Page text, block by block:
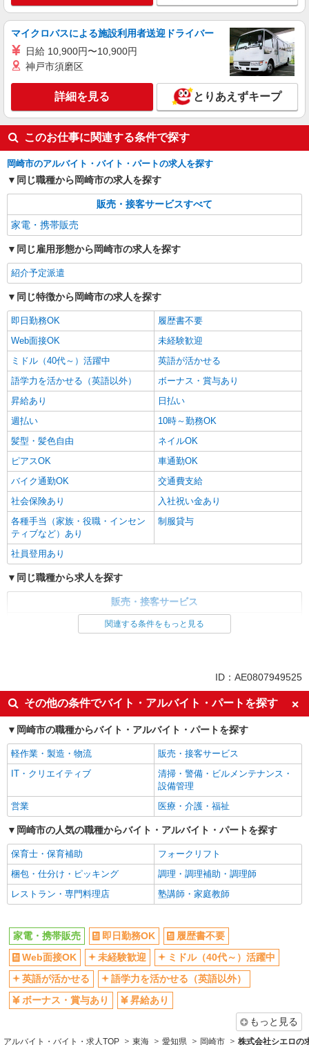
ィブ支給(規定有) ★月2回払い・週払い可能（規程
有）★ ゜・。○。・゜+゜・。○。・゜+゜
キープ 詳細を見る
マイクロバスによる施設利用者送迎ドライバー
日給 10,900円〜10,900円
神戸市須磨区
詳細を見る とりあえずキープ
このお仕事に関連する条件で探す
岡崎市のアルバイト・バイト・パートの求人を探す
同じ職種から岡崎市の求人を探す
販売・接客サービスすべて
家電・携帯販売
同じ雇用形態から岡崎市の求人を探す
紹介予定派遣
同じ特徴から岡崎市の求人を探す
即日勤務OK
履歴書不要
Web面接OK
未経験歓迎
ミドル（40代～）活躍中
英語が活かせる
語学力を活かせる（英語以外）
ボーナス・賞与あり
昇給あり
日払い
週払い
10時～勤務OK
髪型・髪色自由
ネイルOK
ピアスOK
車通勤OK
バイク通勤OK
交通費支給
社会保険あり
入社祝い金あり
各種手当（家族・役職・インセン
ティブなど）あり
制服貸与
社員登用あり
同じ職種から求人を探す
販売・接客サービス
英語が活かせる
ボーナス・賞与あり
日払い
車通勤OK
交通費支給
社会保険あり
社員登用あり
関連する条件をもっと見る
ID：AE0807949525
その他の条件でバイト・アルバイト・パートを探す
岡崎市の職種からバイト・アルバイト・パートを探す
軽作業・製造・物流
販売・接客サービス
IT・クリエイティブ
清掃・警備・ビルメンテナンス・
設備管理
営業
医療・介護・福祉
岡崎市の人気の職種からバイト・アルバイト・パートを探す
保育士・保育補助
フォークリフト
梱包・仕分け・ピッキング
調理・調理補助・調理師
レストラン・専門料理店
塾講師・家庭教師
家電・携帯販売 即日勤務OK
履歴書不要
Web面接OK
未経験歓迎
ミドル（40代～）活躍中
英語が活かせる
語学力を活かせる（英語以外）
ボーナス・賞与あり
昇給あり
もっと見る
アルバイト・バイト・求人TOP 東海 愛知県 岡崎市 株式会社シエロの